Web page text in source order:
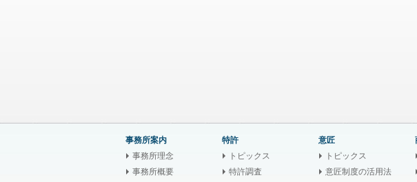
事務所案内
事務所理念
事務所概要
特許
トピックス
特許調査
意匠
トピックス
意匠制度の活用法